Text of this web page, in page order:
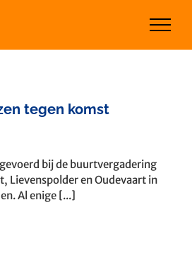
tegen komst
bij de buurtvergadering
Lievenspolder en Oudevaart in
Al enige [...]